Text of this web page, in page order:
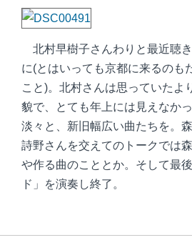
北村早樹子さんわりと最近聴
に(とはいっても京都に来るのも
こと)。北村さんは思っていたよ
貌で、とても年上には見えなか
淡々と、新旧幅広い曲たちを。
詩野さんを交えてのトークでは
や作る曲のこととか。そして最
ド」を演奏し終了。